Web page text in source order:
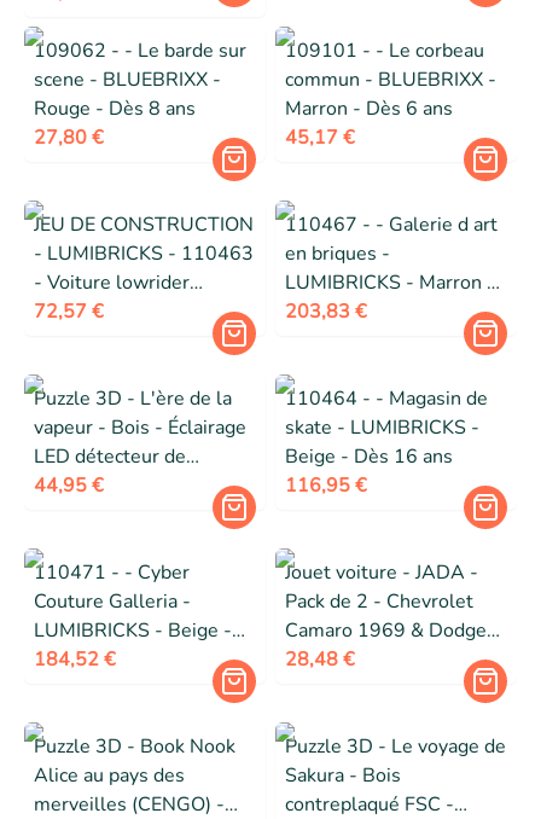
109062 - - Le barde sur
scene - BLUEBRIXX -
Rouge - Dès 8 ans
27,80 €
109101 - - Le corbeau
commun - BLUEBRIXX -
Marron - Dès 6 ans
45,17 €
JEU DE CONSTRUCTION
- LUMIBRICKS - 110463
- Voiture lowrider
mécanique - Effet rebond
« levage de roue » - 2
mini-figurines
72,57 €
110467 - - Galerie d art
en briques -
LUMIBRICKS - Marron -
Dès 16 ans
203,83 €
Puzzle 3D - L'ère de la
vapeur - Bois - Éclairage
LED détecteur de
mouvement - 164 pièces
44,95 €
110464 - - Magasin de
skate - LUMIBRICKS -
Beige - Dès 16 ans
116,95 €
110471 - - Cyber
Couture Galleria -
LUMIBRICKS - Beige -
Dès 16 ans
184,52 €
Jouet voiture - JADA -
Pack de 2 - Chevrolet
Camaro 1969 & Dodge
Charger 1968 - Die-cast
28,48 €
Puzzle 3D - Book Nook
Alice au pays des
merveilles (CENGO) -
Puzzle 3D - Le voyage de
Sakura - Bois
contreplaqué FSC -